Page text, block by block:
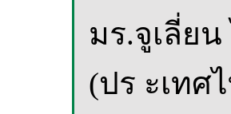
มร.จูเลี่ย
(ปร ะเทศ